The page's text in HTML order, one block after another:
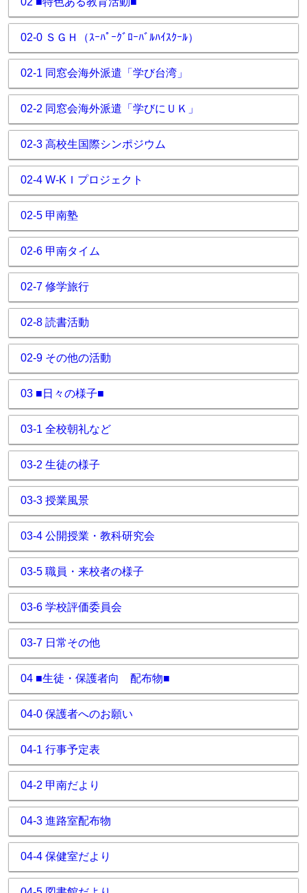
02-0 ＳＧＨ（ｽｰﾊﾟｰｸﾞﾛｰﾊﾞﾙﾊｲｽｸｰﾙ）
02-1 同窓会海外派遣「学び台湾」
02-2 同窓会海外派遣「学びにＵＫ」
02-3 高校生国際シンポジウム
02-4 W-KＩプロジェクト
02-5 甲南塾
02-6 甲南タイム
02-7 修学旅行
02-8 読書活動
02-9 その他の活動
03 ■日々の様子■
03-1 全校朝礼など
03-2 生徒の様子
03-3 授業風景
03-4 公開授業・教科研究会
03-5 職員・来校者の様子
03-6 学校評価委員会
03-7 日常その他
04 ■生徒・保護者向 配布物■
04-0 保護者へのお願い
04-1 行事予定表
04-2 甲南だより
04-3 進路室配布物
04-4 保健室だより